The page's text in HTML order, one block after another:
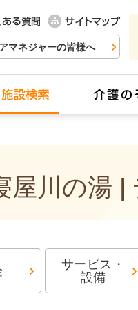
マネジャーの皆様へ
屋川の湯 |
サービス・
設備